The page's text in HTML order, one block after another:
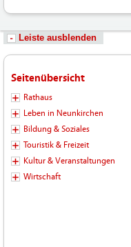
Leiste ausblenden
Seitenübersicht
Rathaus
Leben in Neunkirchen
Bildung & Soziales
Touristik & Freizeit
Kultur & Veranstaltungen
Wirtschaft